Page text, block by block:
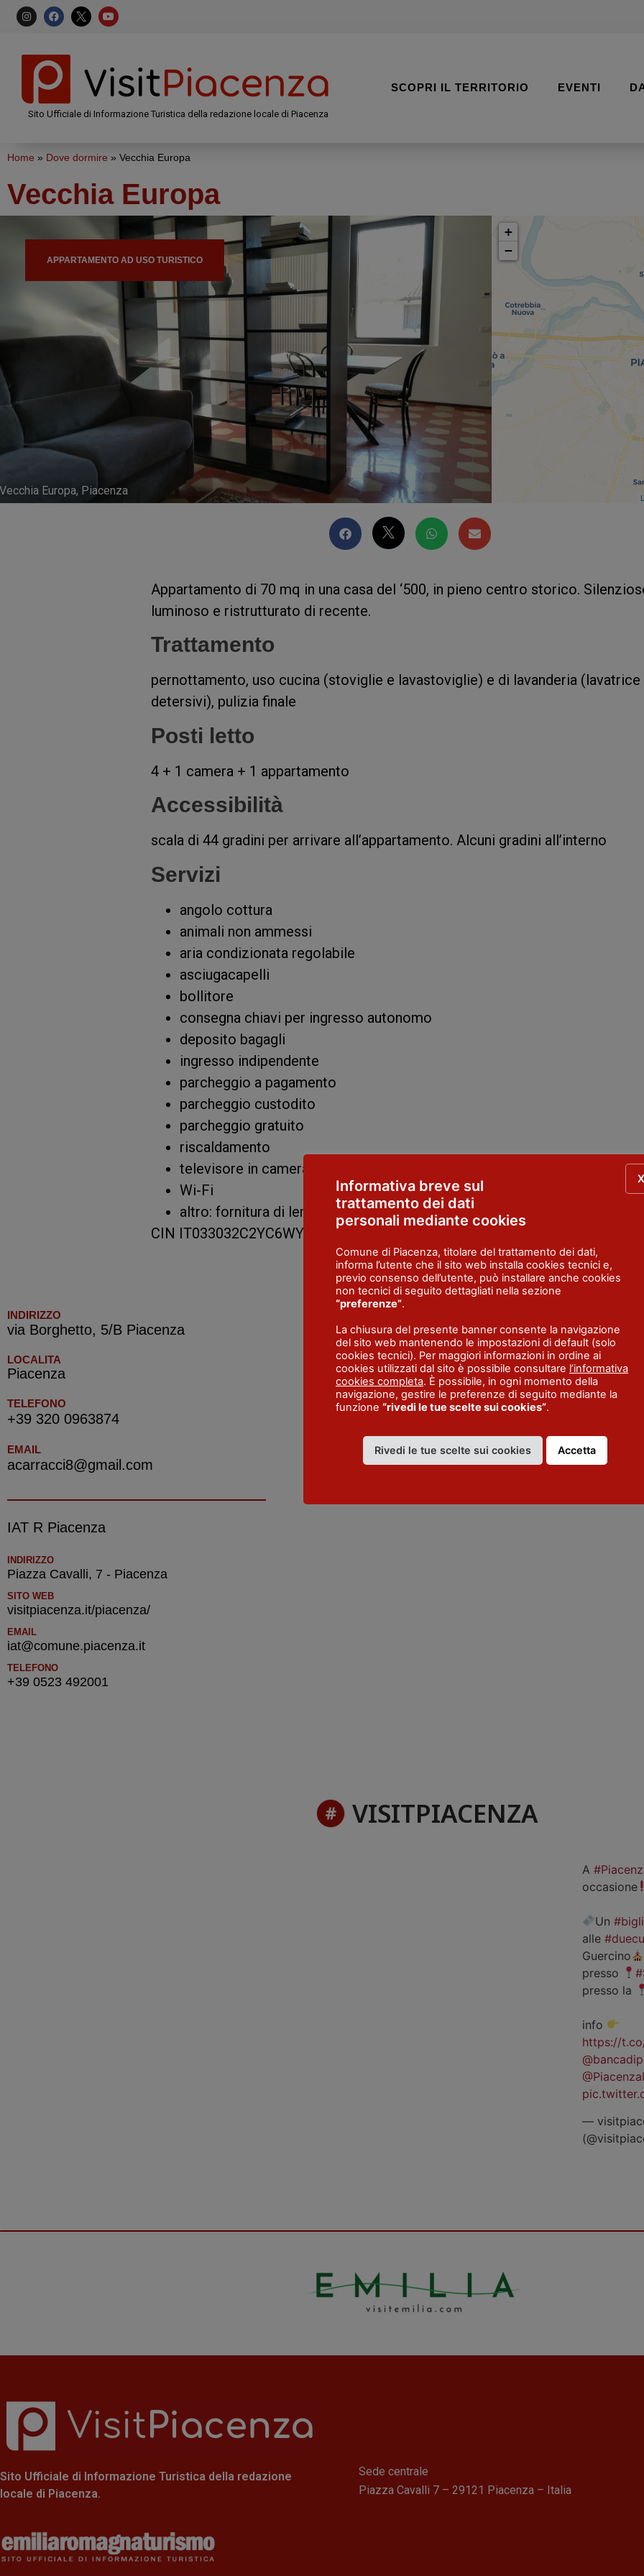
Sito Ufficiale di Informazione Turistica della redazione locale di Piacenza
SCOPRI IL TERRITORIO EVENTI
Home » Dove dormire » Vecchia Europa
Vecchia Europa
APPARTAMENTO AD USO TURISTICO
Europa, Piacenza
+
−
Appartamento di 70 mq in una casa del ‘500, in pieno centro storico.
luminoso e ristrutturato di recente.
Trattamento
pernottamento, uso cucina (stoviglie e lavastoviglie) e di lavanderia (lavatrice
detersivi), pulizia finale
Posti letto
4 + 1 camera + 1 appartamento
Accessibilità
scala di 44 gradini per arrivare all’appartamento. Alcuni gradini all’interno
Servizi
angolo cottura
animali non ammessi
aria condizionata regolabile
asciugacapelli
bollitore
consegna chiavi per ingresso autonomo
deposito bagagli
ingresso indipendente
parcheggio a pagamento
parcheggio custodito
parcheggio gratuito
riscaldamento
televisore in camera
Wi-Fi
altro: fornitura di lenzuola e set bagno per ogni ospite
CIN IT033032C2YC6WYGFB
INDIRIZZO
via Borghetto, 5/B Piacenza
LOCALITA
Piacenza
TELEFONO
+39 320 0963874
EMAIL
acarracci8@gmail.com
IAT R Piacenza
INDIRIZZO
Piazza Cavalli, 7 - Piacenza
SITO WEB
visitpiacenza.it/piacenza/
EMAIL
iat@comune.piacenza.it
TELEFONO
+39 0523 492001
VISITPIACENZA
A
occasione
Un
alle
Guercino
presso
presso la
info
https://
—
Sito Ufficiale di Informazione Turistica della redazione
locale di Piacenza.
Sede centrale
Piazza Cavalli 7 – 29121 Piacenza – Italia
Informativa breve sul
trattamento dei dati
personali mediante cookies
Comune di Piacenza, titolare del trattamento dei dati,
informa l’utente che il sito web installa cookies tecnici e,
previo consenso dell’utente, può installare anche cookies
non tecnici di seguito dettagliati nella sezione
“preferenze”.
La chiusura del presente banner consente la navigazione
del sito web mantenendo le impostazioni di default (solo
cookies tecnici). Per maggiori informazioni in ordine ai
cookies utilizzati dal sito è possibile consultare l’informativa
cookies completa. È possibile, in ogni momento della
navigazione, gestire le preferenze di seguito mediante la
funzione “rivedi le tue scelte sui cookies”.
Rivedi le tue scelte sui cookies Accetta
X